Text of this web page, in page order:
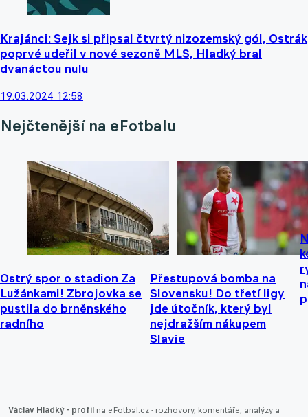
Krajánci: Sejk si připsal čtvrtý nizozemský gól, Ostrák
poprvé udeřil v nové sezoně MLS, Hladký bral
dvanáctou nulu
19.03.2024 12:58
Nejčtenější na eFotbalu
Ostrý spor o stadion Za
Lužánkami! Zbrojovka se
pustila do brněnského
radního
Přestupová bomba na
Slovensku! Do třetí ligy
jde útočník, který byl
nejdražším nákupem
Slavie
Václav Hladký - profil na eFotbal.cz - rozhovory, komentáře, analýzy a